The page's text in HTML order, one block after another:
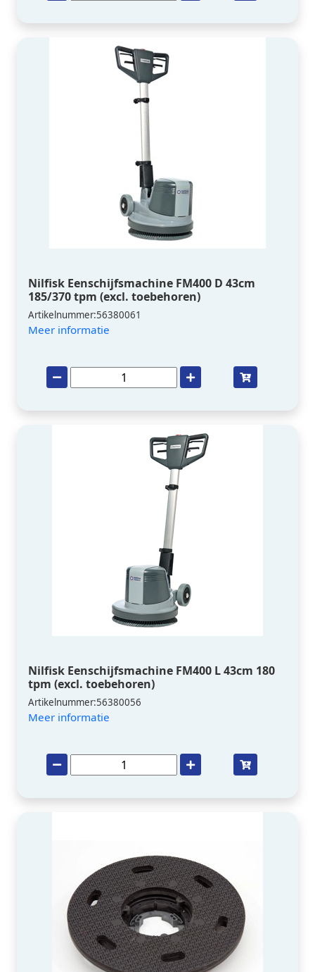
Nilfisk Eenschijfsmachine FM400 D 43cm
185/370 tpm (excl. toebehoren)
Artikelnummer:56380061
Meer informatie
Nilfisk Eenschijfsmachine FM400 L 43cm 180
tpm (excl. toebehoren)
Artikelnummer:56380056
Meer informatie